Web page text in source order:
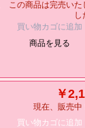
この商品は完売いた
し
買い物カゴに追加
商品を見る
￥
現在、販売中
買い物カゴに追加